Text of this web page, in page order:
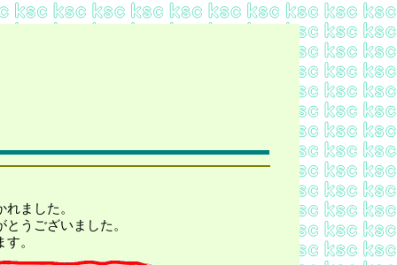
ました。
うございました。
。